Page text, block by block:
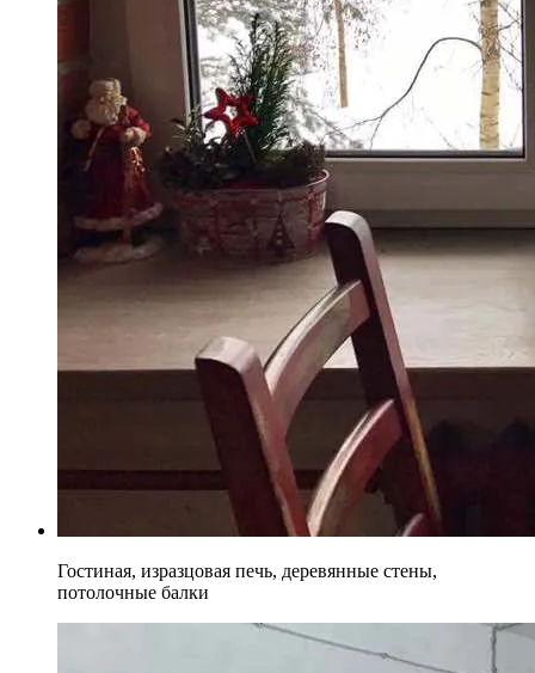
Гостиная, изразцовая печь, деревянные стены,
потолочные балки